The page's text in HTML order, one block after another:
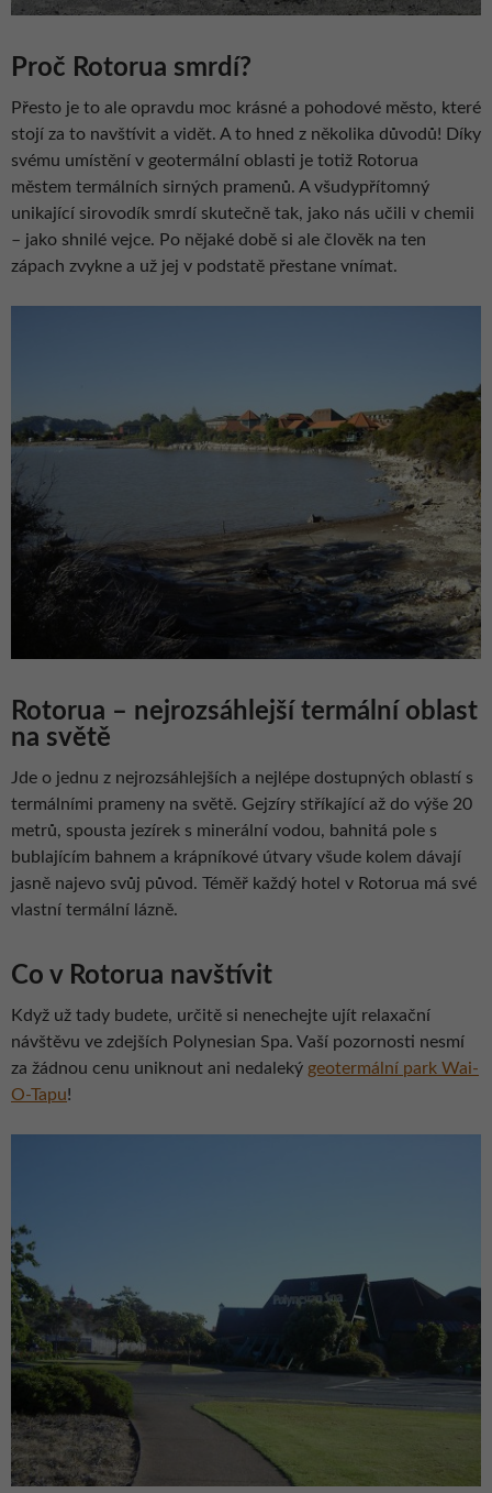
Proč Rotorua smrdí?
Přesto je to ale opravdu moc krásné a pohodové město, které
stojí za to navštívit a vidět. A to hned z několika důvodů! Díky
svému umístění v geotermální oblasti je totiž Rotorua
městem termálních sirných pramenů. A všudypřítomný
unikající sirovodík smrdí skutečně tak, jako nás učili v chemii
– jako shnilé vejce. Po nějaké době si ale člověk na ten
zápach zvykne a už jej v podstatě přestane vnímat.
Rotorua – nejrozsáhlejší termální oblast
na světě
Jde o jednu z nejrozsáhlejších a nejlépe dostupných oblastí s
termálními prameny na světě. Gejzíry stříkající až do výše 20
metrů, spousta jezírek s minerální vodou, bahnitá pole s
bublajícím bahnem a krápníkové útvary všude kolem dávají
jasně najevo svůj původ. Téměř každý hotel v Rotorua má své
vlastní termální lázně.
Co v Rotorua navštívit
Když už tady budete, určitě si nenechejte ujít relaxační
návštěvu ve zdejších Polynesian Spa. Vaší pozornosti nesmí
za žádnou cenu uniknout ani nedaleký geotermální park Wai-
O-Tapu!